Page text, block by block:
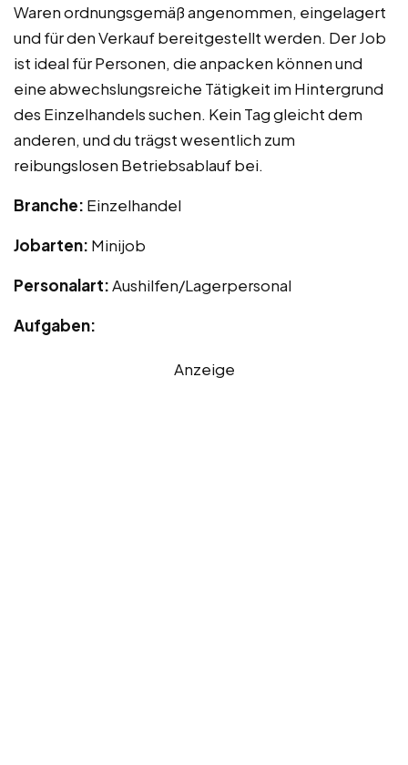
Waren ordnungsgemäß angenommen, eingelagert
und für den Verkauf bereitgestellt werden. Der Job
ist ideal für Personen, die anpacken können und
eine abwechslungsreiche Tätigkeit im Hintergrund
des Einzelhandels suchen. Kein Tag gleicht dem
anderen, und du trägst wesentlich zum
reibungslosen Betriebsablauf bei.
Branche: Einzelhandel
Jobarten: Minijob
Personalart:Aushilfen/Lagerpersonal
Aufgaben:
Anzeige